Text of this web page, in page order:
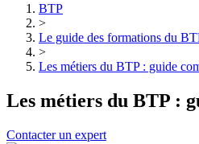
BTP
>
Le guide des formations du
>
Les métiers du BTP : guide
Les métiers du BTP :
Contacter un expert